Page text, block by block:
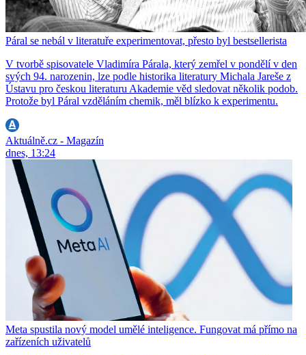
Páral se nebál v literatuře experimentovat, přesto byl bestsellerista
V tvorbě spisovatele Vladimíra Párala, který zemřel v pondělí v den
svých 94. narozenin, lze podle historika literatury Michala Jareše z
Ústavu pro českou literaturu Akademie věd sledovat několik podob.
Protože byl Páral vzděláním chemik, měl blízko k experimentu.
Aktuálně.cz - Magazín
dnes, 13:24
Meta spustila nový model umělé inteligence. Fungovat má přímo na
zařízeních uživatelů